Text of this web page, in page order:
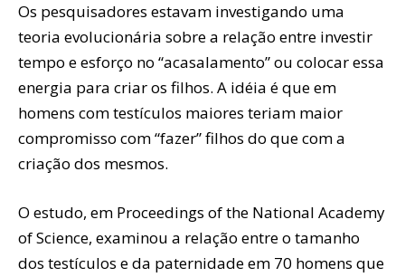
Os pesquisadores estavam investigando uma
teoria evolucionária sobre a relação entre investir
tempo e esforço no “acasalamento” ou colocar essa
energia para criar os filhos. A idéia é que em
homens com testículos maiores teriam maior
compromisso com “fazer” filhos do que com a
criação dos mesmos.
O estudo, em Proceedings of the National Academy
of Science, examinou a relação entre o tamanho
dos testículos e da paternidade em 70 homens que